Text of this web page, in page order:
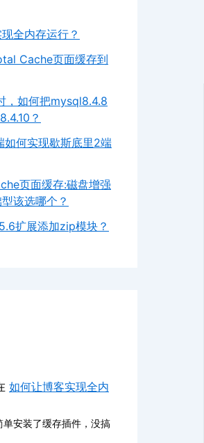
全内存运行？
Cache页面缓存到
，如何把mysql8.4.8
？
何实现歇斯底里2端
页面缓存:磁盘增强
该选哪个？
扩展添加zip模块？
如何让博客实现全内
单安装了缓存插件，没搞